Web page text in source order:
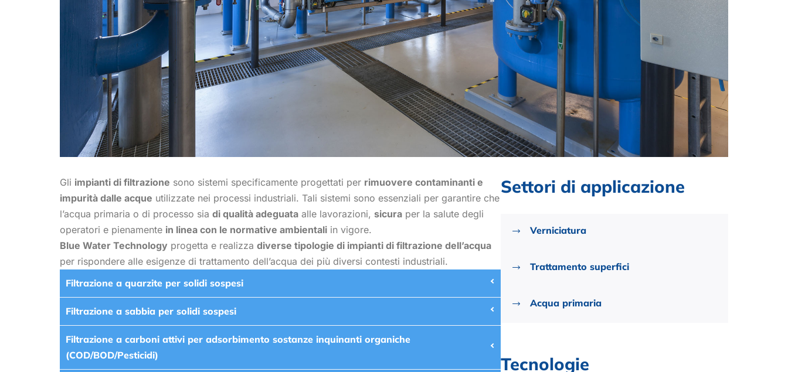
Gli impianti di filtrazione sono sistemi specificamente progettati per rimuovere contaminanti e
impurità dalle acque utilizzate nei processi industriali. Tali sistemi sono essenziali per garantire che
l’acqua primaria o di processo sia di qualità adeguata alle lavorazioni, sicura per la salute degli
operatori e pienamente in linea con le normative ambientali in vigore.
Blue Water Technology progetta e realizza diverse tipologie di impianti di filtrazione dell’acqua
per rispondere alle esigenze di trattamento dell’acqua dei più diversi contesti industriali.
Filtrazione a quarzite per solidi sospesi
Filtrazione a sabbia per solidi sospesi
Filtrazione a carboni attivi per adsorbimento sostanze inquinanti organiche
(COD/BOD/Pesticidi)
Settori di applicazione
Verniciatura
Trattamento superfici
Acqua primaria
Tecnologie